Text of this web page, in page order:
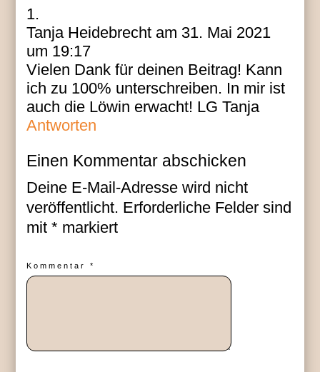
Tanja Heidebrecht am 31. Mai 2021
um 19:17
Vielen Dank für deinen Beitrag! Kann
ich zu 100% unterschreiben. In mir ist
auch die Löwin erwacht! LG Tanja
Antworten
Einen Kommentar abschicken
Deine E-Mail-Adresse wird nicht
veröffentlicht. Erforderliche Felder sind
mit* markiert
Kommentar*